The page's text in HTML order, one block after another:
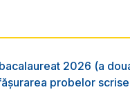
2026 (a
probelor scrise